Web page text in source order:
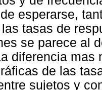
esperarse,
tasas de
se parece al
diferencia mas
de las
sujetos y